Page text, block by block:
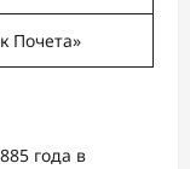
Почета»
года в